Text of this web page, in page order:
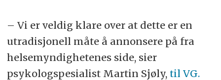
– Vi er veldig klare over at dette er en
utradisjonell måte å annonsere på fra
helsemyndighetenes side, sier
psykologspesialist Martin Sjøly, til VG.